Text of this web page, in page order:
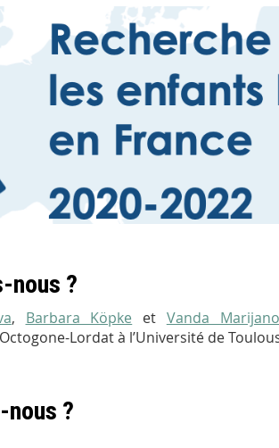
nous ?
, Barbara Köpke et Vanda
Lordat à l’Université de
nous ?